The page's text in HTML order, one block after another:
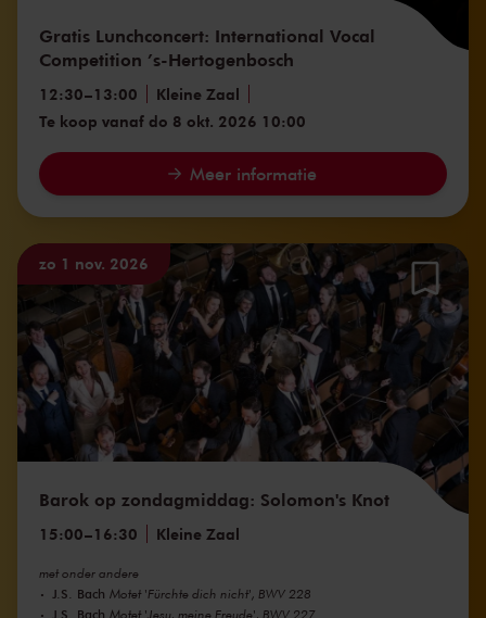
Gratis Lunchconcert: International Vocal
Competition ’s-Hertogenbosch
12:30–13:00
Kleine Zaal
Te koop vanaf do 8 okt. 2026 10:00
Meer informatie
Barok op zondagmiddag: Solomon's Knot
15:00–16:30 Kleine Zaal
met onder andere
J.S. Bach Motet 'Fürchte dich nicht', BWV 228
J.S. Bach Motet 'Jesu, meine Freude', BWV 227
zo 1 nov. 2026